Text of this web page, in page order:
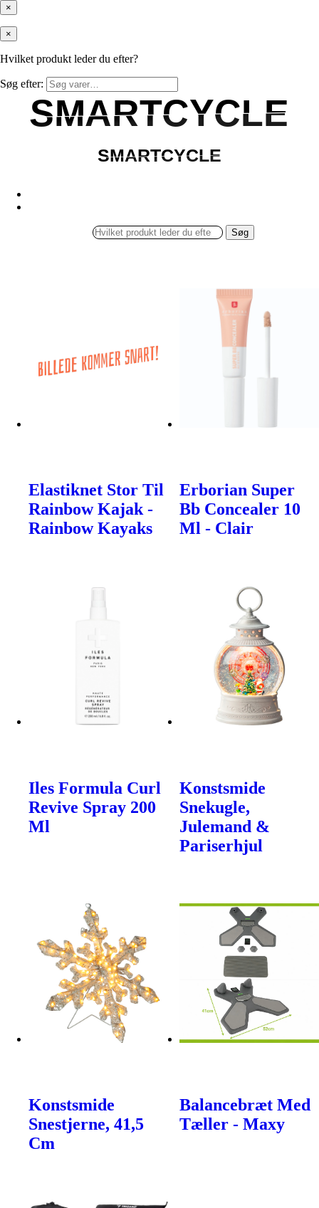
×
×
Hvilket produkt leder du efter?
Søg efter:
SMARTCYCLE
SMARTCYCLE
SMARTCYCLE
SMARTCYCLE
Søg
Elastiknet Stor Til
Rainbow Kajak -
Rainbow Kayaks
Erborian Super
Bb Concealer 10
Ml - Clair
Iles Formula Curl
Revive Spray 200
Ml
Konstsmide
Snekugle,
Julemand &
Pariserhjul
Konstsmide
Snestjerne, 41,5
Cm
Balancebræt Med
Tæller - Maxy